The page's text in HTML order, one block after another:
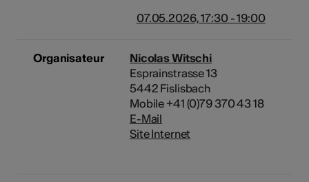
07.05.2026, 17:30 - 19:00
Organisateur
Nicolas Witschi
Esprainstrasse 13
5442 Fislisbach
Mobile +41 (0)79 370 43 18
E-Mail
Site Internet